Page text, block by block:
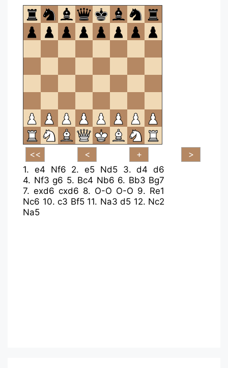
om
te
openen.
1. e4 Nf6 2. e5 Nd5 3.d4 d6
4. Nf3 g6 5. Bc4 Nb6 6. Bb3 Bg7
7. exd6 cxd6 8. O-O O-O 9. Re1
Nc6 10. c3 Bf5 11. Na3 d5 12. Nc2
Na5